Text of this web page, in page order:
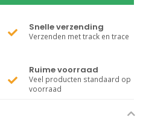
Snelle verzending
Verzenden met track en trace
Ruime voorraad
Veel producten standaard op
voorraad